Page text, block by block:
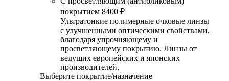
покрытием 8400 ₽
Ультратонкие полимерные очковые линзы
с улучшенными оптическими свойствами,
благодаря упрочняющему и
просветляющему покрытию. Линзы от
ведущих европейских и японских
производителей.
Выберите покрытие/назначение